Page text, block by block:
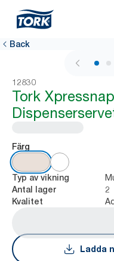
Back
12830
Tork
Färg
Typ av vikning
Antal lager 2
Kvalitet
Ladda